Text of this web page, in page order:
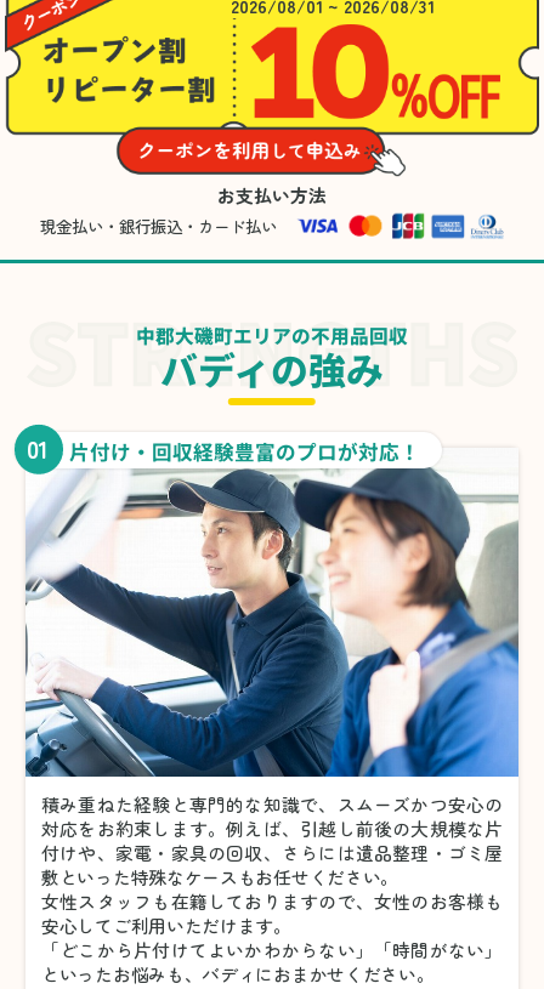
2026/08/01 ~ 2026/08/31
お支払い方法
現金払い・銀行振込・カード払い
中郡大磯町エリアの不用品回収
バディの強み
01 片付け・回収経験豊富のプロが対応！
積み重ねた経験と専門的な知識で、スムーズかつ安心の
対応をお約束します。例えば、引越し前後の大規模な片
付けや、家電・家具の回収、さらには遺品整理・ゴミ屋
敷といった特殊なケースもお任せください。
女性スタッフも在籍しておりますので、女性のお客様も
安心してご利用いただけます。
「どこから片付けてよいかわからない」「時間がない」
といったお悩みも、バディにおまかせください。